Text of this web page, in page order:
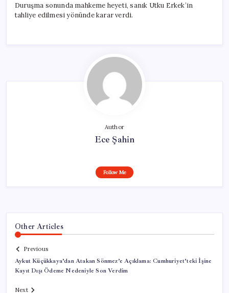
Duruşma sonunda mahkeme heyeti, sanık Utku Erkek’in
tahliye edilmesi yönünde karar verdi.
Author
Ece Şahin
Follow Me
Other Articles
Previous
Aykut Küçükkaya’dan Atakan Sönmez’e Açıklama: Cumhuriyet’teki İşine
Kayıt Dışı Ödeme Nedeniyle Son Verdim
Next